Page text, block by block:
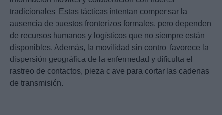
tradicionales. Estas tácticas intentan compensar la
ausencia de puestos fronterizos formales, pero dependen
de recursos humanos y logísticos que no siempre están
disponibles. Además, la movilidad sin control favorece la
dispersión geográfica de la enfermedad y dificulta el
rastreo de contactos, pieza clave para cortar las cadenas
de transmisión.